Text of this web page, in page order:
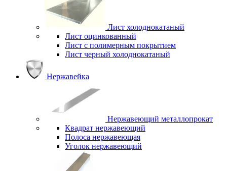
Лист холоднокатаный
Лист оцинкованный
Лист с полимерным покрытием
Лист черный холоднокатаный
Нержавейка
Нержавеющий металлопрокат
Квадрат нержавеющий
Полоса нержавеющая
Уголок нержавеющий